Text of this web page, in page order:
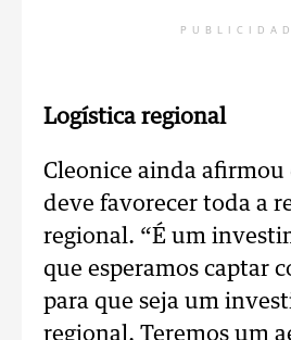
Logística regional
Cleonice ainda afirmou
deve favorecer toda a
regional. “É um
que esperamos captar
para que seja um
regional. Teremos um